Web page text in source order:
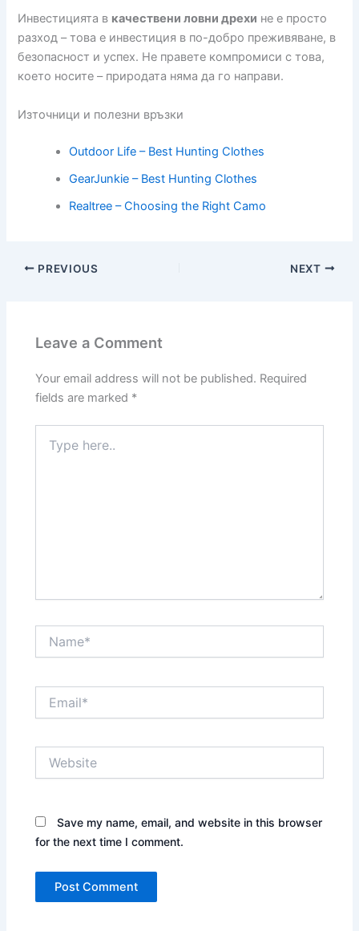
Инвестицията в качествени ловни дрехи не е просто
разход – това е инвестиция в по-добро преживяване, в
безопасност и успех. Не правете компромиси с това,
което носите – природата няма да го направи.
Източници и полезни връзки
Outdoor Life – Best Hunting Clothes
GearJunkie – Best Hunting Clothes
Realtree – Choosing the Right Camo
PREVIOUS NEXT
Leave a Comment
Your email address will not be published. Required
fields are marked *
here..
Save my name, email, and website in this browser
for the next time I comment.